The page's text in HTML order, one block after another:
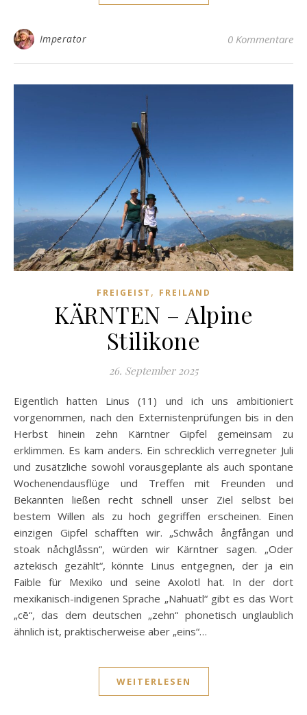
Imperator 0 Kommentare
FREIGEIST , FREILAND
KÄRNTEN – Alpine
Stilikone
26. September 2025
Eigentlich hatten Linus (11) und ich uns ambitioniert
vorgenommen, nach den Externistenprüfungen bis in den
Herbst hinein zehn Kärntner Gipfel gemeinsam zu
erklimmen. Es kam anders. Ein schrecklich verregneter Juli
und zusätzliche sowohl vorausgeplante als auch spontane
Wochenendausflüge und Treffen mit Freunden und
Bekannten ließen recht schnell unser Ziel selbst bei
bestem Willen als zu hoch gegriffen erscheinen. Einen
einzigen Gipfel schafften wir. „Schwåch ångfångan und
stoak nåchglåssn“, würden wir Kärntner sagen. „Oder
aztekisch gezählt“, könnte Linus entgegnen, der ja ein
Faible für Mexiko und seine Axolotl hat. In der dort
mexikanisch-indigenen Sprache „Nahuatl“ gibt es das Wort
„cē“, das dem deutschen „zehn“ phonetisch unglaublich
ähnlich ist, praktischerweise aber „eins“…
WEITERLESEN